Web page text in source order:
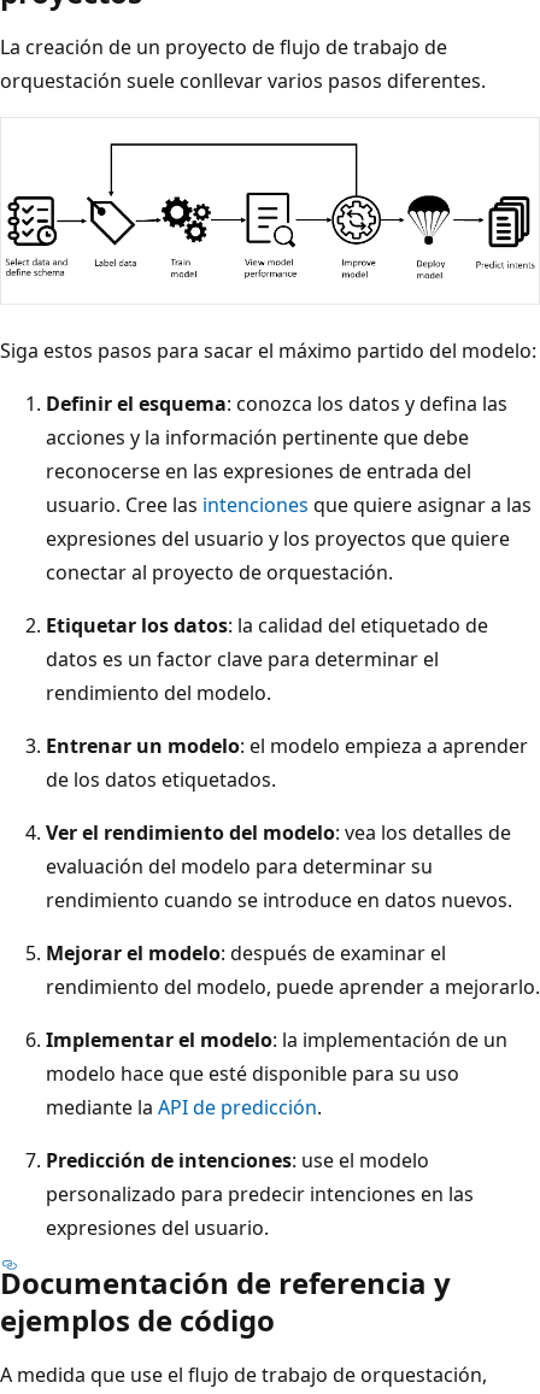
La creación de un proyecto de flujo de trabajo de
orquestación suele conllevar varios pasos diferentes.
Siga estos pasos para sacar el máximo partido del modelo:
Definir el esquema: conozca los datos y defina las
acciones y la información pertinente que debe
reconocerse en las expresiones de entrada del
usuario. Cree las intenciones que quiere asignar a las
expresiones del usuario y los proyectos que quiere
conectar al proyecto de orquestación.
Etiquetar los datos: la calidad del etiquetado de
datos es un factor clave para determinar el
rendimiento del modelo.
Entrenar un modelo: el modelo empieza a aprender
de los datos etiquetados.
Ver el rendimiento del modelo: vea los detalles de
evaluación del modelo para determinar su
rendimiento cuando se introduce en datos nuevos.
Mejorar el modelo: después de examinar el
rendimiento del modelo, puede aprender a mejorarlo.
Implementar el modelo: la implementación de un
modelo hace que esté disponible para su uso
mediante la API de predicción.
Predicción de intenciones: use el modelo
personalizado para predecir intenciones en las
expresiones del usuario.
Documentación de referencia y
ejemplos de código
A medida que use el flujo de trabajo de orquestación,